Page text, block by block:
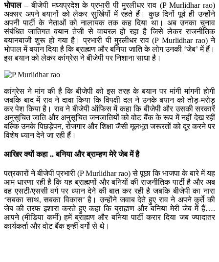
भोपाल– बीजेपी मध्यप्रदेश के प्रभारी पी मुरलीधर राव (P Murlidhar rao)
अक्सर अपने बयानों को लेकर सुर्खियों में रहते हैं। कुछ दिनों पूर्व ही उन्होंने
अपनी पार्टी के नेताओं को नालायक तक कह दिया था। अब उनका चुनाव
संबंधित जातिगत बयान तेजी से वायरल हो रहा है जिसे लेकर राजनीतिक
बयानबाजी शुरू हो गया है। प्रभारी पी मुरलीधर राव (P Murlidhar rao) ने
भोपाल में बयान दिया है कि ब्राह्मण और बनिया जाति के लोग उनकी ‘जेब’ में हैं।
इस बयान को लेकर कांग्रेस ने बीजेपी पर निशाना साधा है।
कांग्रेस ने मांग की है कि बीजेपी को इस तरह के बयान पर मांगी मांगनी होगी
जबकि बाद में राव ने दावा किया कि विपक्षी दल ने उनके बयान को तोड़-मरोड़
कर पेश किया है। राव ने बीजेपी ऑफिस में कहा कि बीजेपी और उसकी सरकारें
अनुसूचित जाति और अनुसूचित जनजातियों को वोट बैंक के रूप में नहीं देख रहीं
बल्कि उनके पिछड़ेपन, रोजगार और शिक्षा जैसी मूलभूत जरूरतों को दूर करने पर
विशेष ध्यान देने जा रही हैं।
आखिर क्यों कहा .. बनिया और ब्राम्हण मेरे जेब में है
पत्रकारों ने बीजेपी प्रभारी (P Murlidhar rao) से पूछा कि भाजपा के बारे में यह
आम धारणा रही है कि यह ब्राह्मणों और बनियों की राजनीतिक पार्टी है और अब
वह एसटी/एससी वर्ग पर ध्यान देने की बात कर रही है जबकि बीजेपी का नारा
‘सबका साथ, सबका विकास’ है। उन्होंने जवाब देते हुए राव ने अपने कुर्ते की
जेब की तरफ इशारा करते हुए कहा कि ब्राह्मण और बनिया मेरी जेब में हैं….
आपने (मीडिया कर्मी) हमें ब्राह्मण और बनिया पार्टी करार दिया जब ज्यादातर
कार्यकर्ता और वोट बैंक इन्हीं वर्गो से थे।